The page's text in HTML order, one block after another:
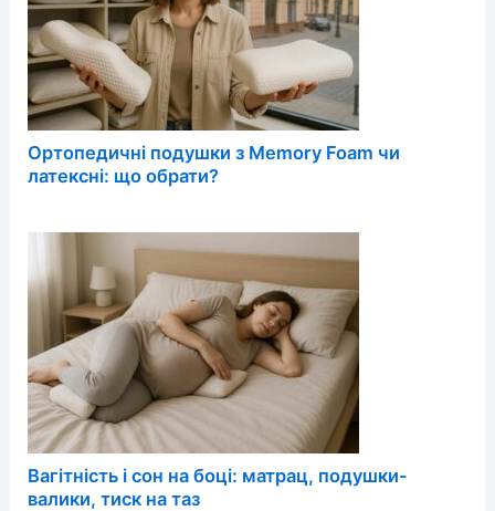
Ортопедичні подушки з Memory Foam чи
латексні: що обрати?
Вагітність і сон на боці: матрац, подушки-
валики, тиск на таз